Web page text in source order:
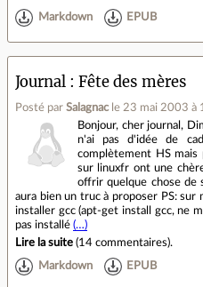
Markdown EPUB
Journal Fête des mères
Posté par Salagnac le 23 mai 2003 à
Bonjour, cher journal,
n'ai pas d'idée de
complètement HS
sur linuxfr ont une
offrir quelque chose de
aura bien un truc à proposer PS: sur
installer gcc (apt-get install gcc, ne
pas installé (…)
Lire la suite (14 commentaires).
Markdown EPUB